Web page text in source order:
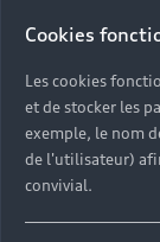
Cookies
Les cookies
et de stocker les
exemple, le nom
de l'utilisateur)
convivial.
J’accepte de recevoir
des offres